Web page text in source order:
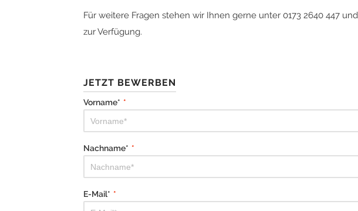
Für weitere Fragen stehen wir Ihnen gerne unter 0173 2640 447 und
zur Verfügung.
JETZT BEWERBEN
Vorname* *
Nachname* *
E-Mail* *